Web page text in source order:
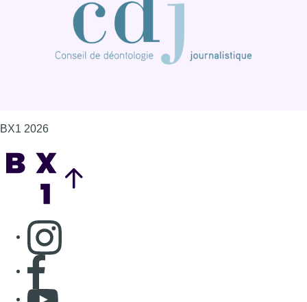
BX1 2026
Consulter page Instagram
Consulter page Facebook
Consulter Youtube